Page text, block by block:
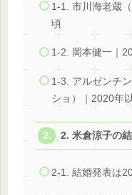
1-1. 市川海老蔵
頃
1-2. 岡本健一｜
1-3. アルゼンチ
ショ）｜2020年
2. 米倉涼子の
2-1. 結婚発表は